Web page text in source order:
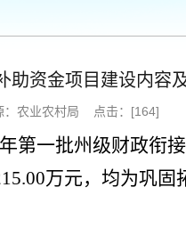
助资金项目建设内容
：农业农村局 点击：[164]
第一批州级财政衔
万元，均为巩